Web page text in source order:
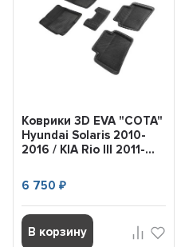
Коврики 3D EVA "СОТА"
Hyundai Solaris 2010-
2016 / KIA Rio III 2011-...
6 750₽
В корзину